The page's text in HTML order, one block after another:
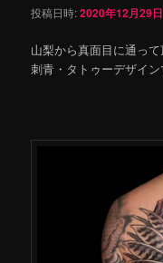
投稿日時:2020年12月29日
山梨から真面目に通っ
刺青・タトゥーデザイン